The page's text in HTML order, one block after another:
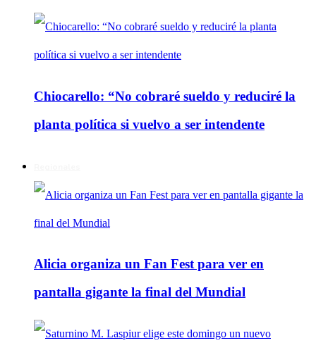
Chiocarello: “No cobraré sueldo y reduciré la
planta política si vuelvo a ser intendente
Alicia organiza un Fan Fest para ver en
pantalla gigante la final del Mundial